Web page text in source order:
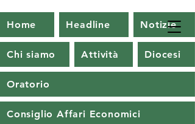
Home Headline Notizie
Chi siamo Attività Diocesi
Oratorio
Consiglio Affari Economici